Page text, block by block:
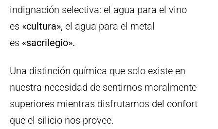
indignación selectiva: el agua para el vino
es «cultura», el agua para el metal
es «sacrilegio».
Una distinción química que solo existe en
nuestra necesidad de sentirnos moralmente
superiores mientras disfrutamos del confort
que el silicio nos provee.